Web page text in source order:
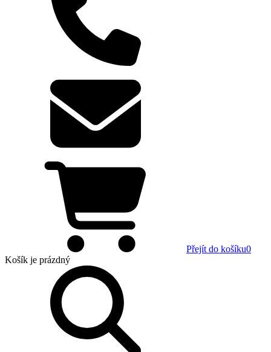
Přejít do košíku0
Košík je prázdný